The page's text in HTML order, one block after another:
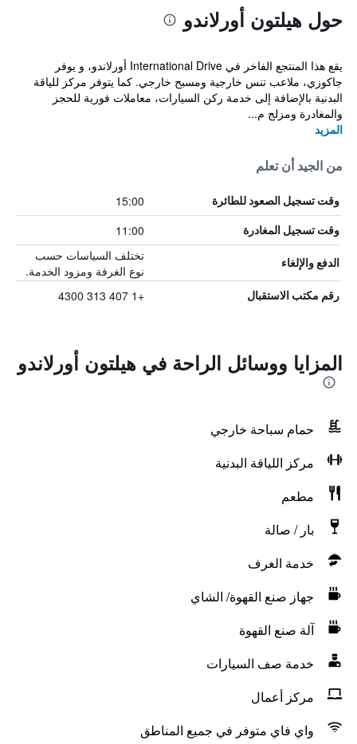
حول هيلتون أورلاندو
يقع هذا المنتجع الفاخر في International Drive أورلاندو، و يوفر
جاكوزي، ملاعب تنس خارجية ومسبح خارجي. كما يتوفر مركز للياقة
البدنية بالإضافة إلى خدمة ركن السيارات، معاملات فورية للحجز
والمغادرة ومزلج م...
المزيد
من الجيد أن تعلم
وقت تسجيل الصعود للطائرة 15:00
وقت تسجيل المغادرة 11:00
الدفع والإلغاء
تختلف السياسات حسب
نوع الغرفة ومزود الخدمة.
رقم مكتب الاستقبال +1 407 313 4300
المزايا ووسائل الراحة في هيلتون أورلاندو
حمام سباحة خارجي
مركز اللياقة البدنية
مطعم
بار / صالة
خدمة الغرف
جهاز صنع القهوة/ الشاي
آلة صنع القهوة
خدمة صف السيارات
مركز أعمال
واي فاي متوفر في جميع المناطق